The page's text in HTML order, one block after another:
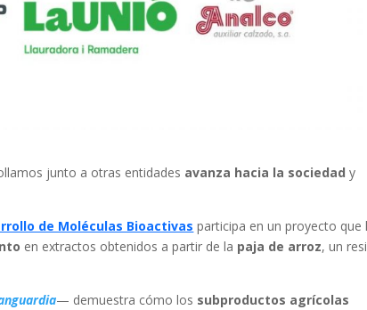
junto a otras entidades avanza hacia la sociedad y
de Moléculas Bioactivas participa en un proyecto que
en extractos obtenidos a partir de la paja de arroz, un
— demuestra cómo los subproductos agrícolas